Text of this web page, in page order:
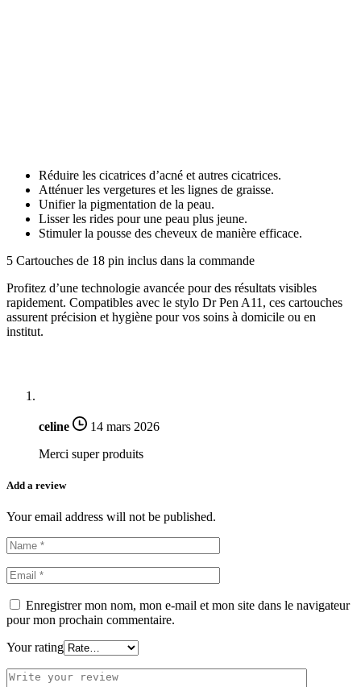
Réduire les cicatrices d’acné et autres cicatrices.
Atténuer les vergetures et les lignes de graisse.
Unifier la pigmentation de la peau.
Lisser les rides pour une peau plus jeune.
Stimuler la pousse des cheveux de manière efficace.
5 Cartouches de 18 pin inclus dans la commande
Profitez d’une technologie avancée pour des résultats visibles
rapidement. Compatibles avec le stylo Dr Pen A11, ces cartouches
assurent précision et hygiène pour vos soins à domicile ou en
institut.
celine
14 mars 2026
Merci super produits
Add a review
Your email address will not be published.
Enregistrer mon nom, mon e-mail et mon site dans le navigateur
pour mon prochain commentaire.
Your rating